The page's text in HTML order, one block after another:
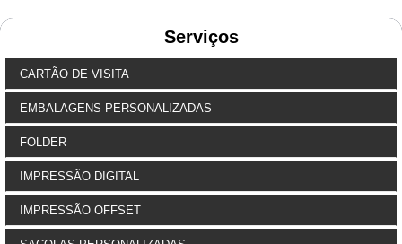
Serviços
CARTÃO DE VISITA
EMBALAGENS PERSONALIZADAS
FOLDER
IMPRESSÃO DIGITAL
IMPRESSÃO OFFSET